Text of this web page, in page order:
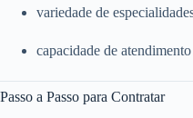
variedade de
capacidade de
Passo a Passo para Contratar